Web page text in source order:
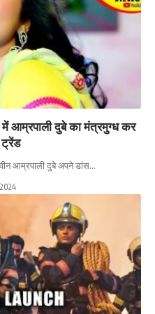
में आम्रपाली दुबे का मंत्रमुग्ध कर
आम्रपाली दुबे अपने डांस…